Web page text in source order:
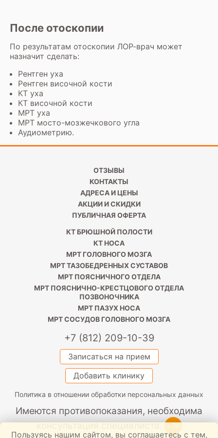
После отоскопии
По результатам отоскопии ЛОР-врач может
назначит сделать:
Рентген уха
Рентген височной кости
КТ уха
КТ височной кости
МРТ уха
МРТ мосто-мозжечкового угла
Аудиометрию.
ОТЗЫВЫ
КОНТАКТЫ
АДРЕСА И ЦЕНЫ
АКЦИИ И СКИДКИ
ПУБЛИЧНАЯ ОФЕРТА
КТ БРЮШНОЙ ПОЛОСТИ
КТ НОСА
МРТ ГОЛОВНОГО МОЗГА
МРТ ТАЗОБЕДРЕННЫХ СУСТАВОВ
МРТ ПОЯСНИЧНОГО ОТДЕЛА
МРТ ПОЯСНИЧНО-КРЕСТЦОВОГО ОТДЕЛА
ПОЗВОНОЧНИКА
МРТ ПАЗУХ НОСА
МРТ СОСУДОВ ГОЛОВНОГО МОЗГА
+7 (812) 209-10-39
Записаться на прием
Добавить клинику
Политика в отношении обработки персональных данных
Имеются противопоказания, необходима
консультация специалиста. +16
Пользуясь нашим сайтом, вы соглашаетесь с тем,